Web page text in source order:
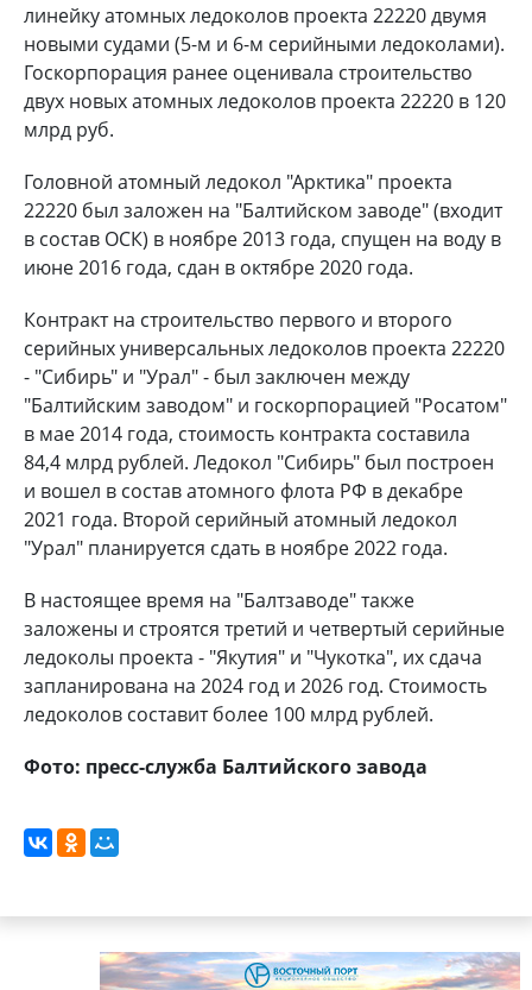
линейку атомных ледоколов проекта 22220 двумя
новыми судами (5-м и 6-м серийными ледоколами).
Госкорпорация ранее оценивала строительство
двух новых атомных ледоколов проекта 22220 в 120
млрд руб.
Головной атомный ледокол "Арктика" проекта
22220 был заложен на "Балтийском заводе" (входит
в состав ОСК) в ноябре 2013 года, спущен на воду в
июне 2016 года, сдан в октябре 2020 года.
Контракт на строительство первого и второго
серийных универсальных ледоколов проекта 22220
- "Сибирь" и "Урал" - был заключен между
"Балтийским заводом" и госкорпорацией "Росатом"
в мае 2014 года, стоимость контракта составила
84,4 млрд рублей. Ледокол "Сибирь" был построен
и вошел в состав атомного флота РФ в декабре
2021 года. Второй серийный атомный ледокол
"Урал" планируется сдать в ноябре 2022 года.
В настоящее время на "Балтзаводе" также
заложены и строятся третий и четвертый серийные
ледоколы проекта - "Якутия" и "Чукотка", их сдача
запланирована на 2024 год и 2026 год. Стоимость
ледоколов составит более 100 млрд рублей.
Фото: пресс-служба Балтийского завода